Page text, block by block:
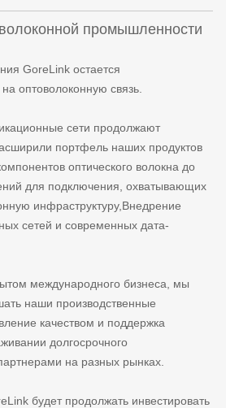
промышленности
GoreLink остается
оптоволоконную связь.
сети продолжают
портфель наших продуктов
оптического волокна до
для подключения, охватывающих
инфраструктуру,Внедрение
сетей и современных дата-
международного бизнеса, мы
наши производственные
качеством и поддержка
долгосрочного
на разных рынках.
будет продолжать инвестировать